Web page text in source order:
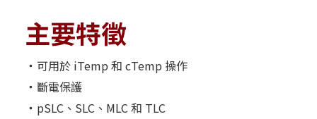
主要特徵
‧ 可用於 iTemp 和 cTemp 操作
‧ 斷電保護
‧ pSLC、SLC、MLC 和 TLC